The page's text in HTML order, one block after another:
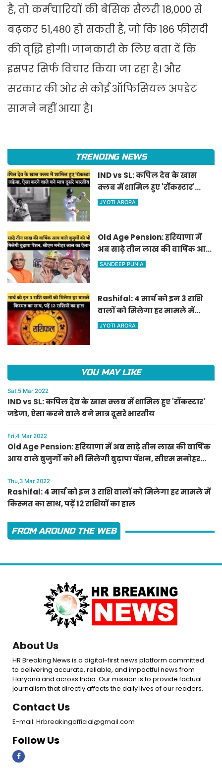
है, तो कर्मचारियों की बेसिक सैलरी 18,000 से
बढ़कर 51,480 हो सकती है, जो कि 186 फीसदी
की वृद्धि होगी। जानकारी के लिए बता दें कि
इसपर सिर्फ विचार किया जा रहा है। और
सरकार की ओर से कोई ऑफिसियल अपडेट
सामने नहीं आया है।
TRENDING NEWS
IND vs SL: कपिल देव के खास
क्लब में शामिल हुए 'रॉकस्टार'
जडेजा, ऐसा करने वाले बने मात्र
JYOTI ARORA
Old Age Pension: हरियाणा में
अब साढ़े तीन लाख की वार्षिक आय
वाले बुजुर्गों को भी मिलेगी बुढ़ापा
SANDEEP PUNIA
Rashifal: 4 मार्च को इन 3 राशि
वालों को मिलेगा हर मामले में
किस्मत का साथ, पढ़ें 12 राशियों का
JYOTI ARORA
YOU MAY LIKE
Sat,5 Mar 2022
IND vs SL: कपिल देव के खास क्लब में शामिल हुए 'रॉकस्टार'
जडेजा, ऐसा करने वाले बने मात्र दूसरे भारतीय
Fri,4 Mar 2022
Old Age Pension: हरियाणा में अब साढ़े तीन लाख की वार्षिक
आय वाले बुजुर्गों को भी मिलेगी बुढ़ापा पेंशन, सीएम मनोहर
लाल का ऐलान
Thu,3 Mar 2022
Rashifal: 4 मार्च को इन 3 राशि वालों को मिलेगा हर मामले में
किस्मत का साथ, पढ़ें 12 राशियों का हाल
FROM AROUND THE WEB
About Us
HR Breaking News is a digital-first news platform committed
to delivering accurate, reliable, and impactful news from
Haryana and across India. Our mission is to provide factual
journalism that directly affects the daily lives of our readers.
Contact Us
E-mail: Hrbreakingofficial@gmail.com
Follow Us